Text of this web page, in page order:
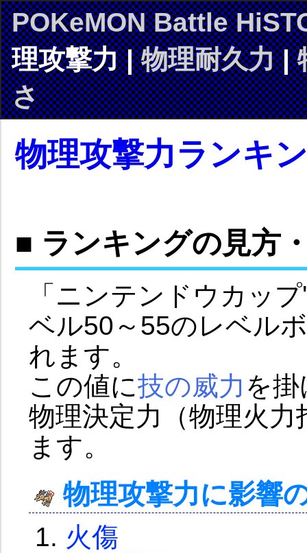
POKeMON Battle
理攻撃力 |物理耐久力|
さ
物理攻撃力ランキ
■ ランキングの見方
「ニンテンドウカッ
ベル50～55のレベルボ
れます。
この値に技の威力 を
物理決定力（物理火
ます。
物理攻撃力に影響
火傷